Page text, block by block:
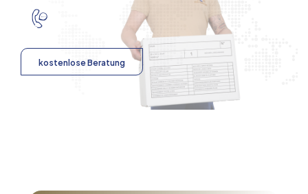
kostenlose Beratung